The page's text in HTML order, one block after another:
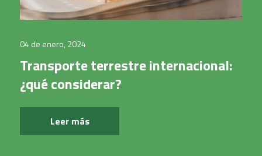
04 de enero, 2024
Transporte terrestre internacional:
¿qué considerar?
Leer más